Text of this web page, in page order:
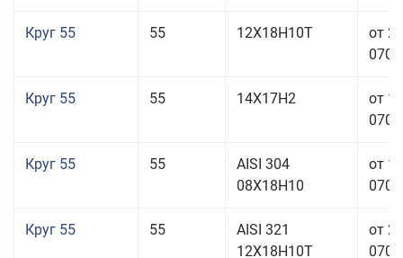
Круг 55 55 12Х18Н10Т
от
Круг 55 55 14Х17Н2
от
Круг 55 55
AISI 304
08Х18Н10
от
Круг 55 55
AISI 321
12Х18Н10Т
от